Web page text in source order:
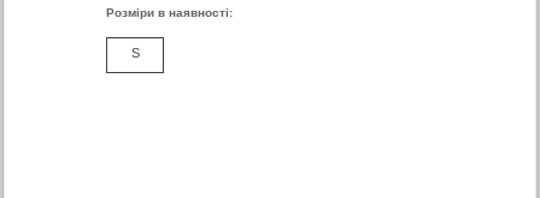
Розміри в наявності:
S